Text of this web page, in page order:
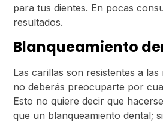
para tus dientes. En pocas
resultados.
Blanqueamiento
Las carillas son resistentes a las
no deberás preocuparte por
Esto no quiere decir que
que un blanqueamiento dental;